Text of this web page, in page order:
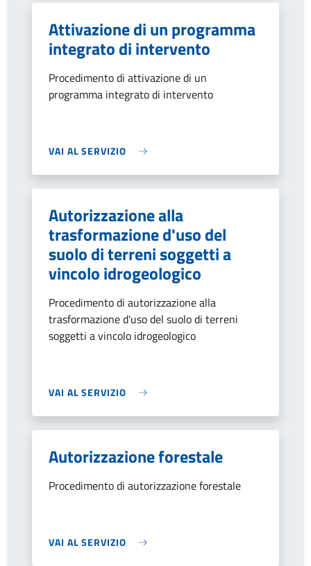
Attivazione di un programma
integrato di intervento
Procedimento di attivazione di un
programma integrato di intervento
VAI AL SERVIZIO
Autorizzazione alla
trasformazione d'uso del
suolo di terreni soggetti a
vincolo idrogeologico
Procedimento di autorizzazione alla
trasformazione d'uso del suolo di terreni
soggetti a vincolo idrogeologico
VAI AL SERVIZIO
Autorizzazione forestale
Procedimento di autorizzazione forestale
VAI AL SERVIZIO